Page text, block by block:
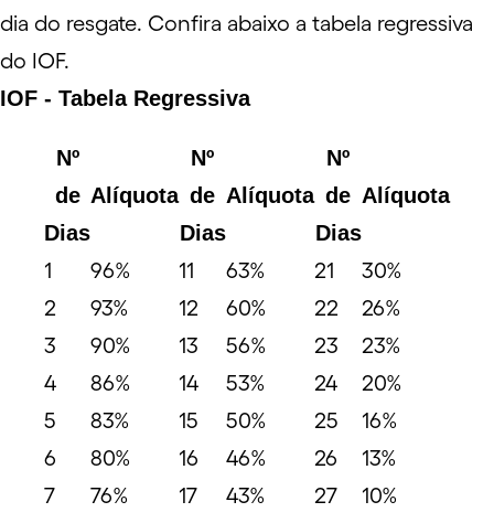
dia do resgate. Confira abaixo a tabela regressiva
do IOF.
IOF - Tabela Regressiva
Nº
de
Dias
Alíquota
Nº
de
Dias
Alíquota
Nº
de
Dias
Alíquota
1 96% 11 63% 21
30%
2
93% 12 60% 22
26%
3
90% 13 56% 23
23%
4
86% 14 53% 24
20%
5
83% 15 50% 25
16%
6
80% 16 46% 26
13%
7
76% 17 43% 27
10%